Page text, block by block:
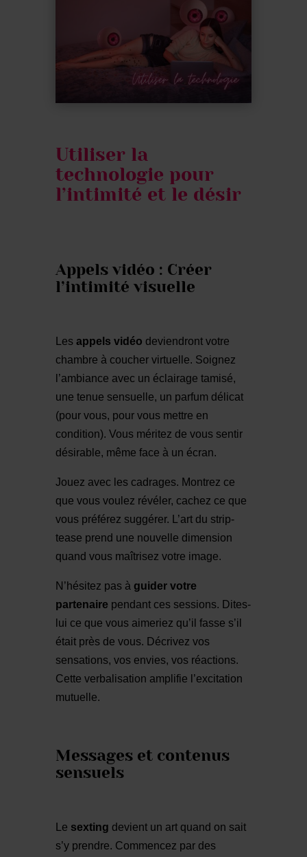
Utiliser la
technologie pour
l’intimité et le désir
Appels vidéo : Créer
l’intimité visuelle
Les appels vidéo deviendront votre
chambre à coucher virtuelle. Soignez
l’ambiance avec un éclairage tamisé,
une tenue sensuelle, un parfum délicat
(pour vous, pour vous mettre en
condition). Vous méritez de vous sentir
désirable, même face à un écran.
Jouez avec les cadrages. Montrez ce
que vous voulez révéler, cachez ce que
vous préférez suggérer. L’art du strip-
tease prend une nouvelle dimension
quand vous maîtrisez votre image.
N’hésitez pas à guider votre
partenaire pendant ces sessions. Dites-
lui ce que vous aimeriez qu’il fasse s’il
était près de vous. Décrivez vos
sensations, vos envies, vos réactions.
Cette verbalisation amplifie l’excitation
mutuelle.
Messages et contenus
sensuels
Le sexting devient un art quand on sait
s’y prendre. Commencez par des